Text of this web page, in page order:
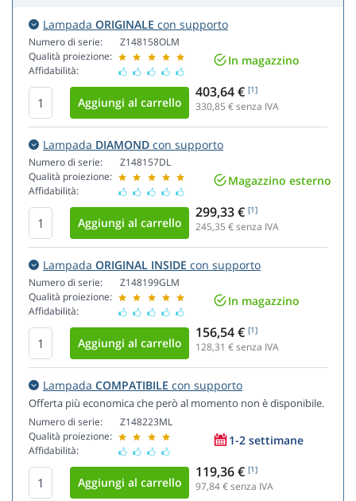
Lampada ORIGINALE con supporto
Numero di serie:
Qualità proiezione:
Affidabilità:
Z148158OLM
In magazzino
403,64 € [1]
330,85 € senza IVA
Lampada DIAMOND con supporto
Numero di serie:
Qualità proiezione:
Affidabilità:
Z148157DL
Magazzino esterno
299,33 € [1]
245,35 € senza IVA
Lampada ORIGINAL INSIDE con supporto
Numero di serie:
Qualità proiezione:
Affidabilità:
Z148199GLM
In magazzino
156,54 € [1]
128,31 € senza IVA
Lampada COMPATIBILE con supporto
Offerta più economica che però al momento non è disponibile.
Numero di serie:
Qualità proiezione:
Affidabilità:
Z148223ML
1-2 settimane
119,36 € [1]
97,84€ senza IVA